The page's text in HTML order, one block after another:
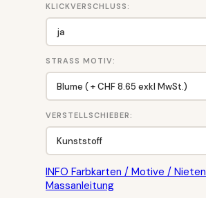
KLICKVERSCHLUSS:
STRASS MOTIV:
VERSTELLSCHIEBER:
INFO Farbkarten / Motive / Nieten
Massanleitung